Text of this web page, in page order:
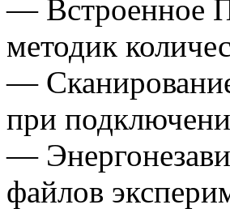
— Встроенное
методик
—
при
—
файлов